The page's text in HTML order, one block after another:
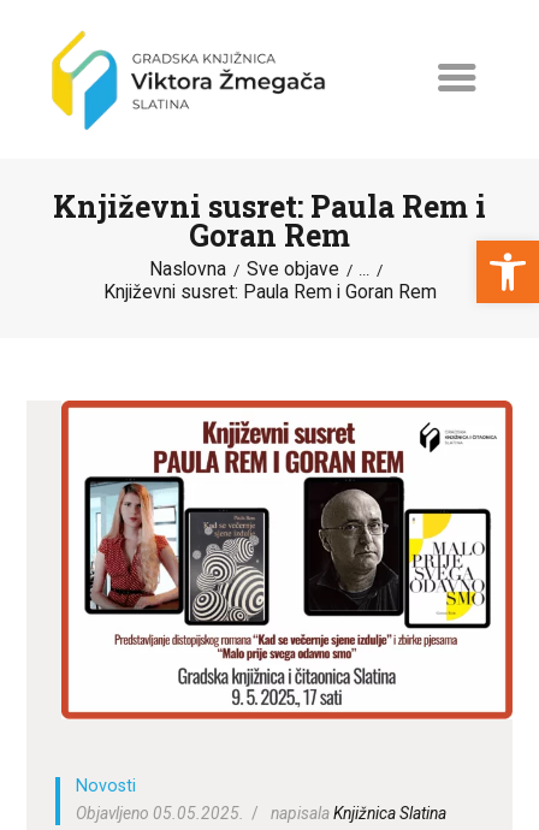
Open toolbar
Književni susret: Paula Rem i
Goran Rem
Naslovna Sve objave ...
Književni susret: Paula Rem i Goran Rem
NASLOVNA
PROGRAMI I PROJEKTI
KATALOG
O KNJIŽNICI
ZA KORISNIKE
ODJELI
DOKUMENTI
Novosti
Objavljeno 05.05.2025.
napisalaKnjižnica Slatina